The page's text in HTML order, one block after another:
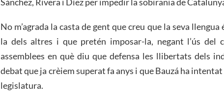
No m’agrada la casta de gent que creu que la seva
la dels altres i que pretén imposar-la, negant l’ús del
assemblees en què diu que defensa les llibertats dels
debat que ja crèiem superat fa anys i que Bauzá ha
legislatura.